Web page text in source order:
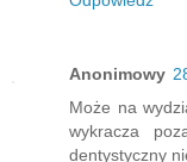
Anonimowy
Może na
wykracza
dentystyczny